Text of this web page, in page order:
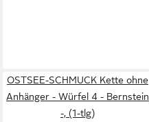
OSTSEE-SCHMUCK Kette ohne
Anhänger - Würfel 4 - Bernstein
-, (1-tlg)